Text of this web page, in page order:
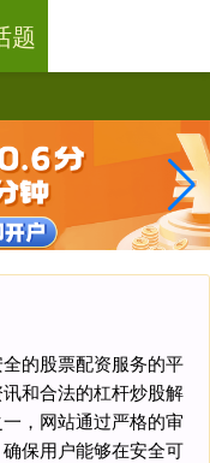
的股票配资服务的平
和合法的杠杆炒股解
，网站通过严格的审
保用户能够在安全可
题